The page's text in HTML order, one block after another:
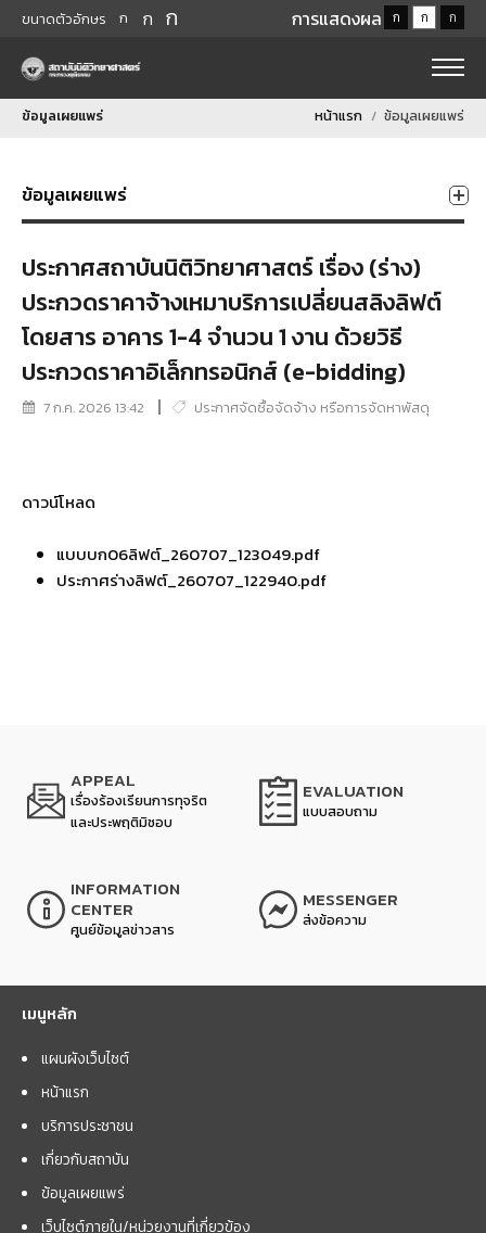
ขนาดตัวอักษร ก ก ก การแสดงผล ก ก ก
ข้อมูลเผยแพร่ หน้าแรก ข้อมูลเผยแพร่
ข้อมูลเผยแพร่
ประกาศสถาบันนิติวิทยาศาสตร์ เรื่อง (ร่าง)
ประกวดราคาจ้างเหมาบริการเปลี่ยนสลิงลิฟต์
โดยสาร อาคาร 1-4 จำนวน 1 งาน ด้วยวิธี
ประกวดราคาอิเล็กทรอนิกส์ (e-bidding)
7 ก.ค. 2026 13:42 ประกาศจัดซื้อจัดจ้าง หรือการจัดหาพัสดุ
ดาวน์โหลด
แบบบก06ลิฟต์_260707_123049.pdf
ประกาศร่างลิฟต์_260707_122940.pdf
APPEAL
เรื่องร้องเรียนการทุจริต
และประพฤติมิชอบ
EVALUATION
แบบสอบถาม
INFORMATION
CENTER
ศูนย์ข้อมูลข่าวสาร
MESSENGER
ส่งข้อความ
เมนูหลัก
แผนผังเว็บไซต์
หน้าแรก
บริการประชาชน
เกี่ยวกับสถาบัน
ข้อมูลเผยแพร่
เว็บไซต์ภายใน/หน่วยงานที่เกี่ยวข้อง